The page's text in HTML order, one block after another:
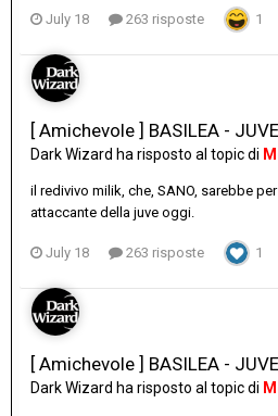
July 18 263 risposte 1
[ Amichevole ] BASILEA -
Dark Wizard ha risposto al topic di
il redivivo milik, che, SANO, sarebbe
attaccante della juve oggi.
July 18 263 risposte 1
[ Amichevole ] BASILEA -
Dark Wizard ha risposto al topic di